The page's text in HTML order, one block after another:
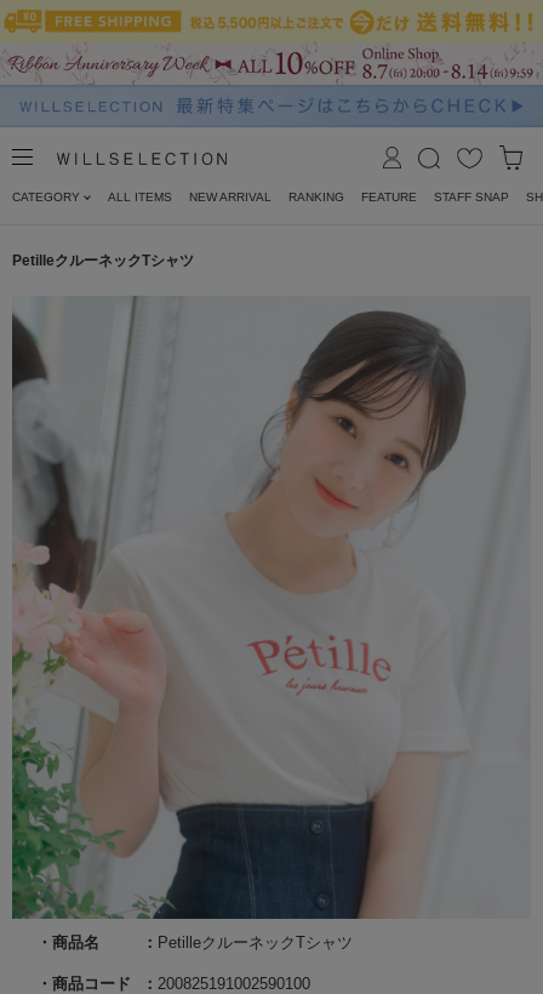
CATEGORY ALL ITEMS NEW ARRIVAL RANKING FEATURE STAFF SNAP
PetilleクルーネックTシャツ
商品名 PetilleクルーネックTシャツ
商品コード 200825191002590100